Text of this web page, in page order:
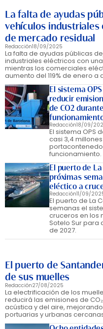
La falta de ayudas
vehículos
de mercado residual
Redacción18/09/2025
La falta de ayudas públicas
industriales eléctricos con
mientras los comerciales
aumento del 119% de enero a
El sistema
reducir
de CO2
Redacción18/09/
El sistema OPS
casi 3,4
funcionamiento.
El puerto de
próximas
eléctico a
Redacción11/09/
El puerto de La
semanas el
cruceros en los
Sotelo Sur para
de 2027.
El puerto de
de sus muelles
Redacción27/08/2025
La electrificación de los
reducirá las emisiones de
acústica y del aire,
portuarias y urbanas